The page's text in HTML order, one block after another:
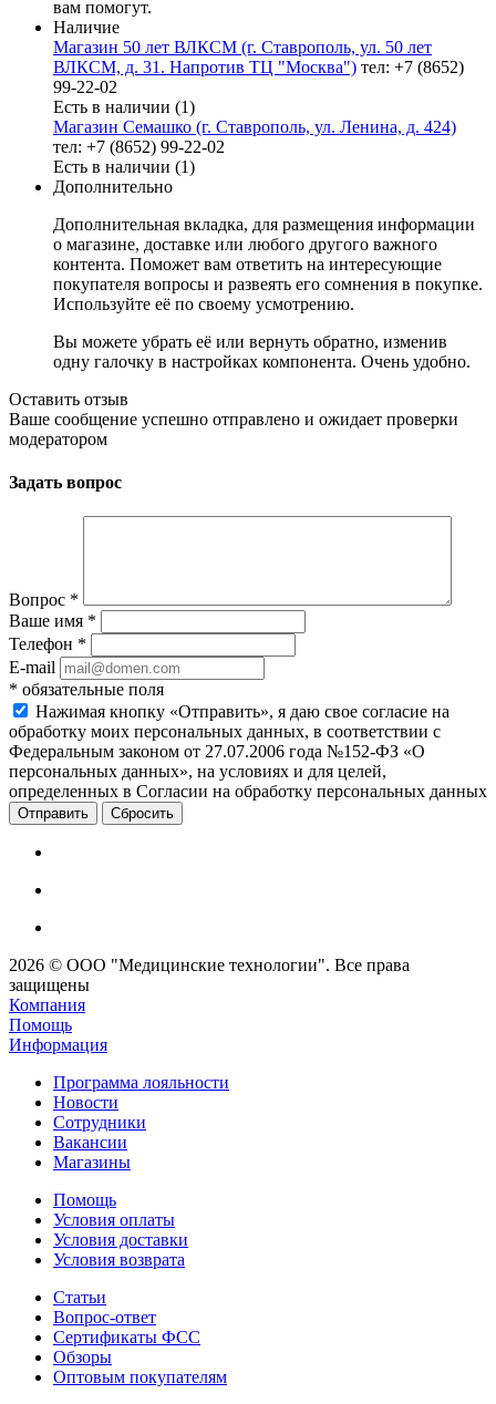
вам помогут.
Наличие
Магазин 50 лет ВЛКСМ (г. Ставрополь, ул. 50 лет
ВЛКСМ, д. 31. Напротив ТЦ "Москва") тел: +7 (8652)
99-22-02
Есть в наличии (1)
Магазин Семашко (г. Ставрополь, ул. Ленина, д. 424)
тел: +7 (8652) 99-22-02
Есть в наличии (1)
Дополнительно
Дополнительная вкладка, для размещения информации
о магазине, доставке или любого другого важного
контента. Поможет вам ответить на интересующие
покупателя вопросы и развеять его сомнения в покупке.
Используйте её по своему усмотрению.
Вы можете убрать её или вернуть обратно, изменив
одну галочку в настройках компонента. Очень удобно.
Оставить отзыв
Ваше сообщение успешно отправлено и ожидает проверки
модератором
Задать вопрос
Вопрос *
Ваше имя *
Телефон *
E-mail
* обязательные поля
Нажимая кнопку «Отправить», я даю свое согласие на
обработку моих персональных данных, в соответствии с
Федеральным законом от 27.07.2006 года №152-ФЗ «О
персональных данных», на условиях и для целей,
определенных в Согласии на обработку персональных данных
Сбросить
2026 © ООО "Медицинские технологии". Все права
защищены
Компания
Помощь
Информация
Программа лояльности
Новости
Сотрудники
Вакансии
Магазины
Помощь
Условия оплаты
Условия доставки
Условия возврата
Статьи
Вопрос-ответ
Сертификаты ФСС
Обзоры
Оптовым покупателям